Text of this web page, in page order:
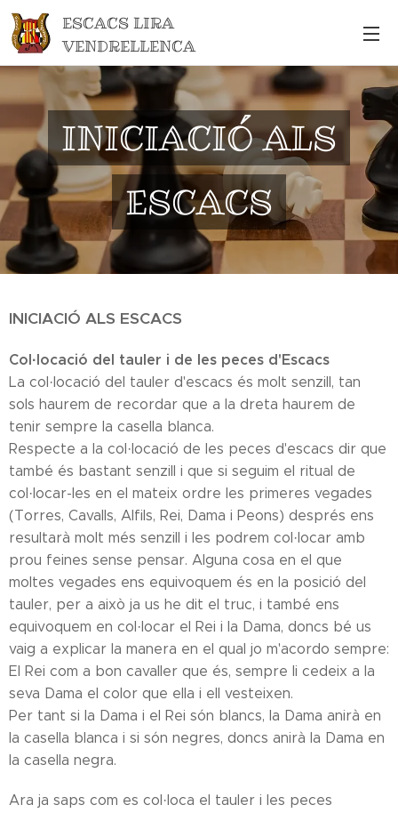
ESCACS LIRA
VENDRELLENCA
INICIACIÓ ALS
ESCACS
INICIACIÓ ALS ESCACS
Col·locació del tauler i de les peces d'Escacs
La col·locació del tauler d'escacs és molt senzill, tan
sols haurem de recordar que a la dreta haurem de
tenir sempre la casella blanca.
Respecte a la col·locació de les peces d'escacs dir que
també és bastant senzill i que si seguim el ritual de
col·locar-les en el mateix ordre les primeres vegades
(Torres, Cavalls, Alfils, Rei, Dama i Peons) després ens
resultarà molt més senzill i les podrem col·locar amb
prou feines sense pensar. Alguna cosa en el que
moltes vegades ens equivoquem és en la posició del
tauler, per a això ja us he dit el truc, i també ens
equivoquem en col·locar el Rei i la Dama, doncs bé us
vaig a explicar la manera en el qual jo m'acordo sempre:
El Rei com a bon cavaller que és, sempre li cedeix a la
seva Dama el color que ella i ell vesteixen.
Per tant si la Dama i el Rei són blancs, la Dama anirà en
la casella blanca i si són negres, doncs anirà la Dama en
la casella negra.
Ara ja saps com es col·loca el tauler i les peces